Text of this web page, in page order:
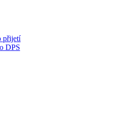
přijetí
DPS